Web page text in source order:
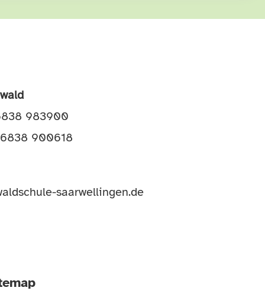
983900
900618
saarwellingen.de